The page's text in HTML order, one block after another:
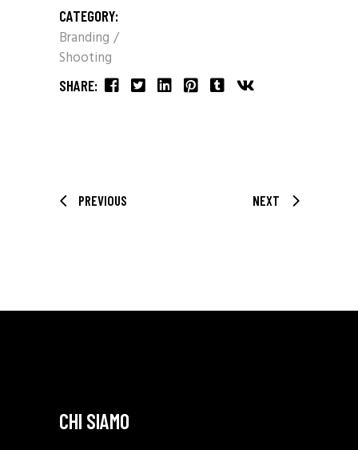
CATEGORY:
Branding
Shooting
SHARE:
PREVIOUS NEXT
CHI SIAMO